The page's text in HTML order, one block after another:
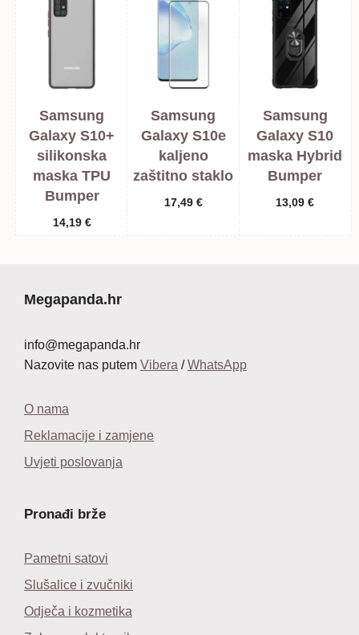
Samsung
Galaxy S10+
silikonska
maska TPU
Bumper
14,19 €
Samsung
Galaxy S10e
kaljeno
zaštitno staklo
17,49 €
Samsung
Galaxy S10
maska Hybrid
Bumper
13,09€
Megapanda.hr
info@megapanda.hr
Nazovite nas putem Vibera /WhatsApp
O nama
Reklamacije i zamjene
Uvjeti poslovanja
Pronađi brže
Pametni satovi
Slušalice i zvučniki
Odječa i kozmetika